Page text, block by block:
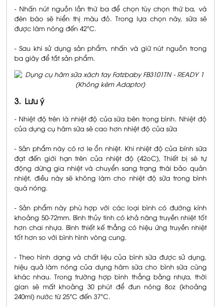
- Nhấn nút nguồn lần thứ ba để chọn tùy chọn thứ ba, và
đèn báo sẽ hiển thị màu đỏ. Trong lựa chọn này, sữa sẽ
được làm nóng đến 42°C.
- Sau khi sử dụng sản phẩm, nhấn và giữ nút nguồn trong
ba giây để tắt sản phẩm.
3. Lưu ý
- Nhiệt độ trên là nhiệt độ của sữa bên trong bình. Nhiệt độ
của dụng cụ hâm sữa sẽ cao hơn nhiệt độ của sữa
- Sản phẩm này có rơ le ổn nhiệt. Khi nhiệt độ của bính sữa
đạt đến giới hạn trên của nhiệt độ (42oC), Thiết bị sẽ tự
động dừng gia nhiệt và chuyển sang trạng thái bảo quản
nhiệt, điều này sẽ không làm cho nhiệt độ sữa trong bình
quá nóng.
- Sản phẩm này phù hợp với các loại bình có đường kính
khoảng 50-72mm. Bình thủy tinh có khả năng truyền nhiệt tốt
hơn chai nhựa. Bình thiết kế thẳng có hiệu ứng truyền nhiệt
tốt hơn so với bình hình vòng cung.
- Theo hình dạng và chất liệu của bình sữa được sử dụng,
hiệu quả làm nóng của dụng hâm sữa cho bình sữa cũng
khác nhau. Trong trường hợp bình thẳng bằng nhựa, thời
gian sẽ mất khoảng 30 phút để đun nóng 8oz (khoảng
240ml) nước từ 25°C đến 37°C.